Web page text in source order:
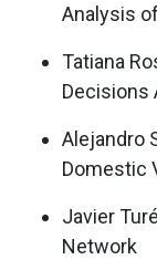
Analysis
Tatiana
Decisions
Alejandro
Domestic
Javier
Network